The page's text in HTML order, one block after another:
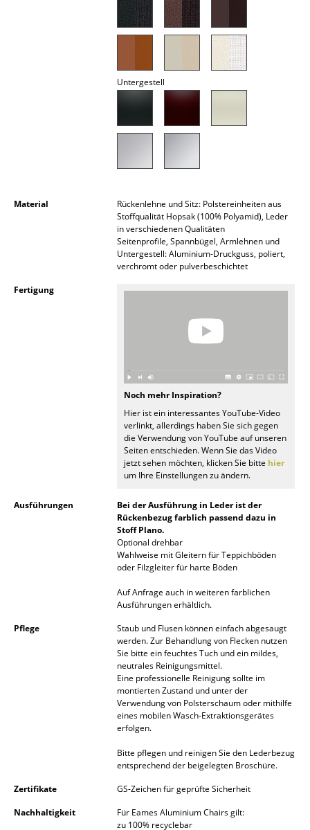
Uhren
Figuren & Miniaturen
Vasen
Aufbewahrungsboxen
... alle Accessoires
Esszimmer
Stauraum
Balkon & Garten
Untergestell
Material
Rückenlehne und Sitz: Polstereinheiten aus
Stoffqualität Hopsak (100% Polyamid), Leder
in verschiedenen Qualitäten
Seitenprofile, Spannbügel, Armlehnen und
Untergestell: Aluminium-Druckguss, poliert,
verchromt oder pulverbeschichtet
Fertigung
Noch mehr Inspiration?
Hier ist ein interessantes YouTube-Video
verlinkt, allerdings haben Sie sich gegen
die Verwendung von YouTube auf unseren
Seiten entschieden. Wenn Sie das Video
jetzt sehen möchten, klicken Sie bitte hier
um Ihre Einstellungen zu ändern.
Ausführungen
Bei der Ausführung in Leder ist der
Rückenbezug farblich passend dazu in
Stoff Plano.
Optional drehbar
Wahlweise mit Gleitern für Teppichböden
oder Filzgleiter für harte Böden
Auf Anfrage auch in weiteren farblichen
Ausführungen erhältlich.
Pflege
Staub und Flusen können einfach abgesaugt
werden. Zur Behandlung von Flecken nutzen
Sie bitte ein feuchtes Tuch und ein mildes,
neutrales Reinigungsmittel.
Eine professionelle Reinigung sollte im
montierten Zustand und unter der
Verwendung von Polsterschaum oder mithilfe
eines mobilen Wasch-Extraktionsgerätes
erfolgen.
Bitte pflegen und reinigen Sie den Lederbezug
entsprechend der beigelegten Broschüre.
Zertifikate
GS-Zeichen für geprüfte Sicherheit
Nachhaltigkeit
Für Eames Aluminium Chairs gilt:
zu 100% recyclebar